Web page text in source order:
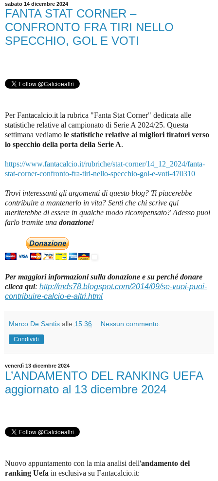
sabato 14 dicembre 2024
FANTA STAT CORNER –
CONFRONTO FRA TIRI NELLO
SPECCHIO, GOL E VOTI
Per Fantacalcio.it la rubrica "Fanta Stat Corner" dedicata alle
statistiche relative al campionato di Serie A 2024/25. Questa
settimana vediamo le statistiche relative ai migliori tiratori verso
lo specchio della porta della Serie A.
https://www.fantacalcio.it/rubriche/stat-corner/14_12_2024/fanta-
stat-corner-confronto-fra-tiri-nello-specchio-gol-e-voti-470310
Trovi interessanti gli argomenti di questo blog? Ti piacerebbe
contribuire a mantenerlo in vita? Senti che chi scrive qui
meriterebbe di essere in qualche modo ricompensato? Adesso puoi
farlo tramite una donazione!
Per maggiori informazioni sulla donazione e su perché donare
clicca qui: http://mds78.blogspot.com/2014/09/se-vuoi-puoi-
contribuire-calcio-e-altri.html
Marco De Santis alle 15:36 Nessun commento:
Condividi
venerdì 13 dicembre 2024
L’ANDAMENTO DEL RANKING UEFA
aggiornato al 13 dicembre 2024
Nuovo appuntamento con la mia analisi dell'andamento del
ranking Uefa in esclusiva su Fantacalcio.it: